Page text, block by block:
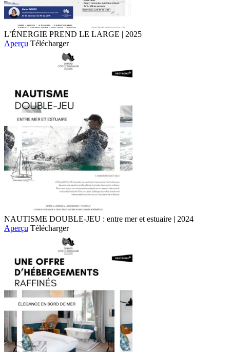
L’ÉNERGIE PREND LE LARGE | 2025
Aperçu Télécharger
NAUTISME DOUBLE-JEU : entre mer et estuaire | 2024
Aperçu Télécharger